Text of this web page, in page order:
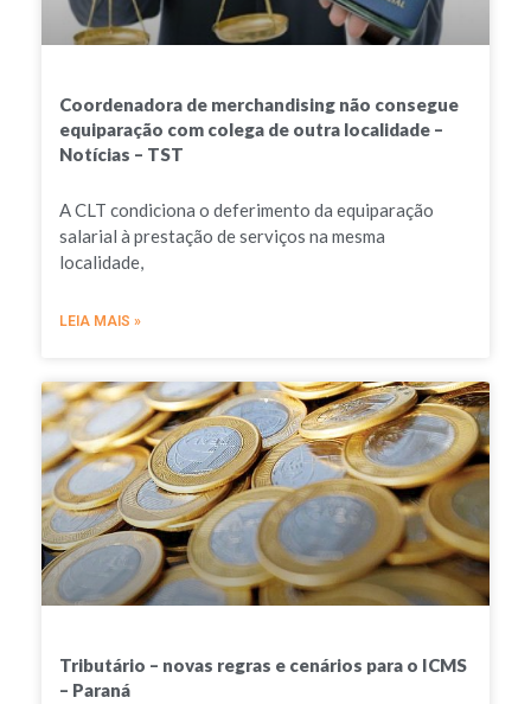
Coordenadora de merchandising não consegue
equiparação com colega de outra localidade –
Notícias – TST
A CLT condiciona o deferimento da equiparação
salarial à prestação de serviços na mesma
localidade,
LEIA MAIS »
Tributário – novas regras e cenários para o ICMS
– Paraná